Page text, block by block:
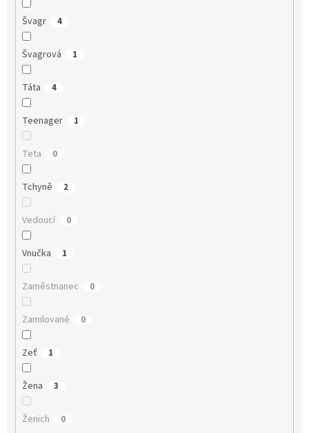
Švagr 4
Švagrová 1
Táta 4
Teenager 1
Teta 0
Tchyně 2
Vedoucí 0
Vnučka 1
Zaměstnanec 0
Zamilované 0
Zeť 1
Žena 3
Ženich 0